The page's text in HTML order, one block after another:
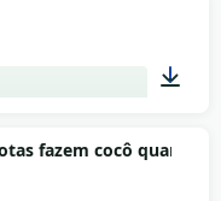
00:02
fazem cocô quando